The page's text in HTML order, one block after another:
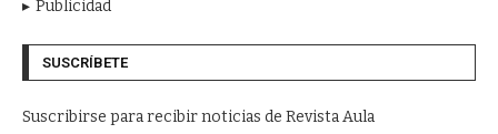
Publicidad
SUSCRÍBETE
Suscribirse para recibir noticias de Revista Aula